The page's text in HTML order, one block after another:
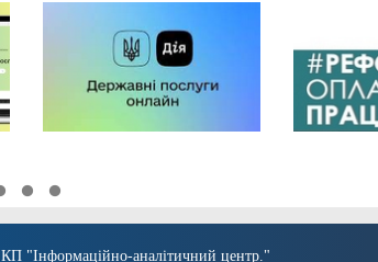
КП "Інформаційно-аналітичний центр."